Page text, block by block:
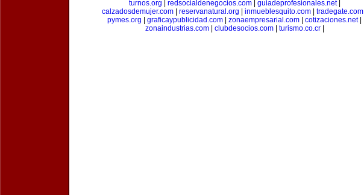
turnos.org
redsocialdenegocios.com| guiadeprofesionales.net|
calzadosdemujer.com
reservanatural.org inmueblesquito.com tradegate.com
pymes.org
graficaypublicidad.com zonaempresarial.com cotizaciones.net|
zonaindustrias.com| clubdesocios.com| turismo.co.cr|